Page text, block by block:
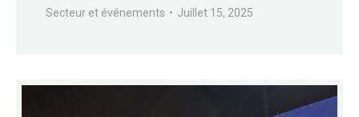
Secteur et événements Juillet 15, 2025